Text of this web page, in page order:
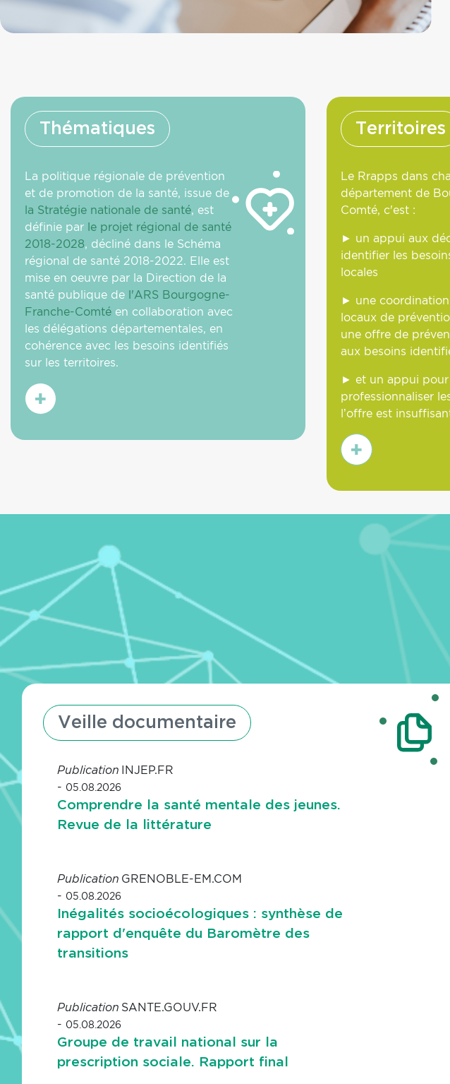
Thématiques
La politique régionale de prévention
et de promotion de la santé, issue de
la Stratégie nationale de santé, est
définie par le projet régional de santé
2018-2028, décliné dans le Schéma
régional de santé 2018-2022. Elle est
mise en oeuvre par la Direction de la
santé publique de l'ARS Bourgogne-
Franche-Comté en collaboration avec
les délégations départementales, en
cohérence avec les besoins identifiés
sur les territoires.
En
savoir
Territoires
Le Rrapps dans
département de
Comté, c'est :
► un appui aux
identifier les
locales
► une
locaux de
une offre de
aux besoins
► et un appui pour
professionnaliser
l’offre est
En
savoir
Veille documentaire
Publication
- 05.08.2026
INJEP.FR
Comprendre la santé mentale des jeunes.
Revue de la littérature
Publication
- 05.08.2026
GRENOBLE-EM.COM
Inégalités socioécologiques : synthèse de
rapport d'enquête du Baromètre des
transitions
Publication
- 05.08.2026
SANTE.GOUV.FR
Groupe de travail national sur la
prescription sociale. Rapport final